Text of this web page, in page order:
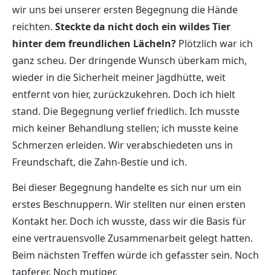
wir uns bei unserer ersten Begegnung die Hände
reichten. Steckte da nicht doch ein wildes Tier
hinter dem freundlichen Lächeln? Plötzlich war ich
ganz scheu. Der dringende Wunsch überkam mich,
wieder in die Sicherheit meiner Jagdhütte, weit
entfernt von hier, zurückzukehren. Doch ich hielt
stand. Die Begegnung verlief friedlich. Ich musste
mich keiner Behandlung stellen; ich musste keine
Schmerzen erleiden. Wir verabschiedeten uns in
Freundschaft, die Zahn-Bestie und ich.
Bei dieser Begegnung handelte es sich nur um ein
erstes Beschnuppern. Wir stellten nur einen ersten
Kontakt her. Doch ich wusste, dass wir die Basis für
eine vertrauensvolle Zusammenarbeit gelegt hatten.
Beim nächsten Treffen würde ich gefasster sein. Noch
tapferer. Noch mutiger.